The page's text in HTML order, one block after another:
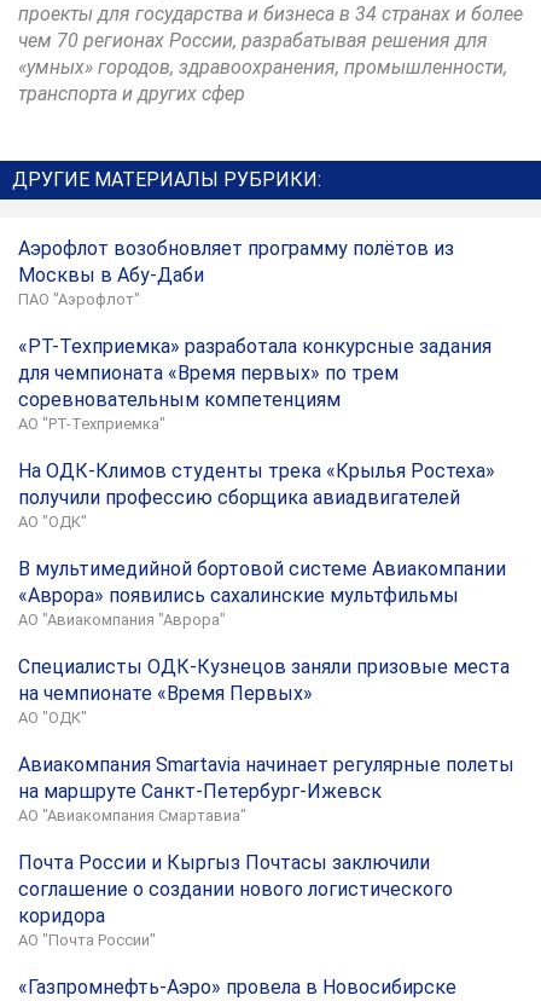
проекты для государства и бизнеса в 34 странах и более
чем 70 регионах России, разрабатывая решения для
«умных» городов, здравоохранения, промышленности,
транспорта и других сфер
ДРУГИЕ МАТЕРИАЛЫ РУБРИКИ:
Аэрофлот возобновляет программу полётов из
Москвы в Абу-Даби
ПАО "Аэрофлот"
«РТ-Техприемка» разработала конкурсные задания
для чемпионата «Время первых» по трем
соревновательным компетенциям
АО "РТ-Техприемка"
На ОДК-Климов студенты трека «Крылья Ростеха»
получили профессию сборщика авиадвигателей
АО "ОДК"
В мультимедийной бортовой системе Авиакомпании
«Аврора» появились сахалинские мультфильмы
АО "Авиакомпания "Аврора"
Специалисты ОДК-Кузнецов заняли призовые места
на чемпионате «Время Первых»
АО "ОДК"
Авиакомпания Smartavia начинает регулярные полеты
на маршруте Санкт-Петербург-Ижевск
АО "Авиакомпания Смартавиа"
Почта России и Кыргыз Почтасы заключили
соглашение о создании нового логистического
коридора
АО "Почта России"
«Газпромнефть-Аэро» провела в Новосибирске